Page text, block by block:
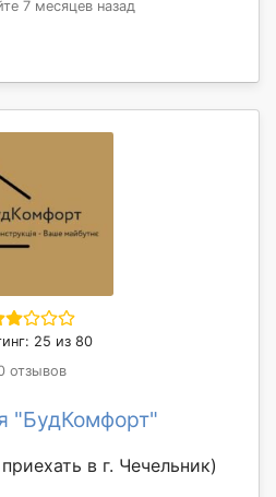
7 месяцев назад
25 из 80
отзывов
"БудКомфорт"
в г. Чечельник)